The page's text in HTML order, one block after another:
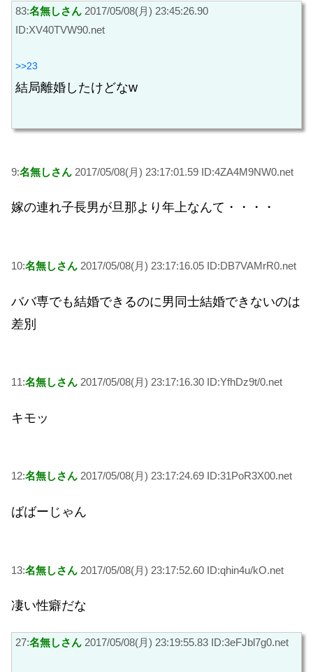
83:名無しさん 2017/05/08(月) 23:45:26.90
ID:XV40TVW90.net
>>23
結局離婚したけどなw
9:名無しさん 2017/05/08(月) 23:17:01.59 ID:4ZA4M9NW0.net
嫁の連れ子長男が旦那より年上なんて・・・・
10:名無しさん 2017/05/08(月) 23:17:16.05 ID:DB7VAMrR0.net
ババ専でも結婚できるのに男同士結婚できないのは
差別
11:名無しさん 2017/05/08(月) 23:17:16.30 ID:YfhDz9t/0.net
キモッ
12:名無しさん 2017/05/08(月) 23:17:24.69 ID:31PoR3X00.net
ばばーじゃん
13:名無しさん 2017/05/08(月) 23:17:52.60 ID:qhin4u/kO.net
凄い性癖だな
27:名無しさん 2017/05/08(月) 23:19:55.83 ID:3eFJbl7g0.net